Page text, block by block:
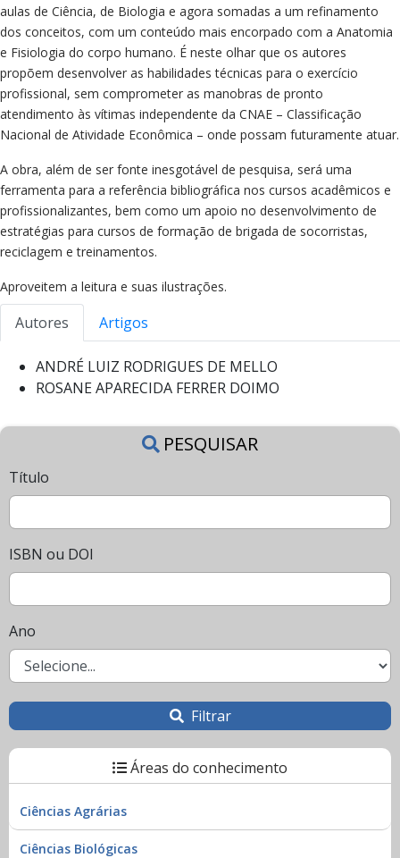
aulas de Ciência, de Biologia e agora somadas a um refinamento
dos conceitos, com um conteúdo mais encorpado com a Anatomia
e Fisiologia do corpo humano. É neste olhar que os autores
propõem desenvolver as habilidades técnicas para o exercício
profissional, sem comprometer as manobras de pronto
atendimento às vítimas independente da CNAE – Classificação
Nacional de Atividade Econômica – onde possam futuramente atuar.
A obra, além de ser fonte inesgotável de pesquisa, será uma
ferramenta para a referência bibliográfica nos cursos acadêmicos e
profissionalizantes, bem como um apoio no desenvolvimento de
estratégias para cursos de formação de brigada de socorristas,
reciclagem e treinamentos.
Aproveitem a leitura e suas ilustrações.
Autores Artigos
ANDRÉ LUIZ RODRIGUES DE MELLO
ROSANE APARECIDA FERRER DOIMO
PESQUISAR
Título
ISBN ou DOI
Ano
Filtrar
Áreas do conhecimento
Ciências Agrárias
Ciências Biológicas